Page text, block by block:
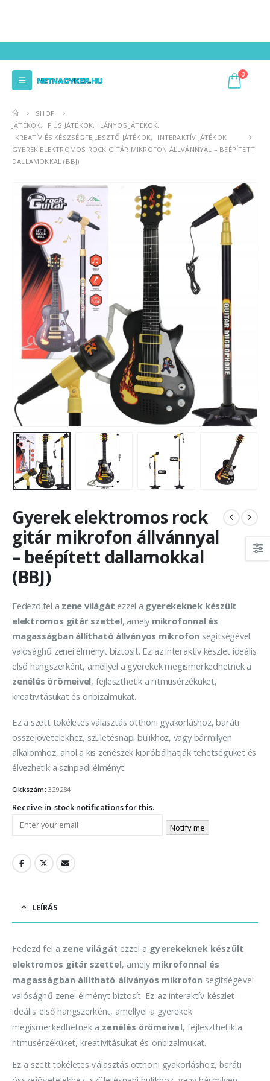
0
SHOP
JÁTÉKOK, FIÚS JÁTÉKOK, LÁNYOS JÁTÉKOK,
KREATÍV ÉS KÉSZSÉGFEJLESZTŐ JÁTÉKOK,
INTERAKTÍV JÁTÉKOK
GYEREK ELEKTROMOS ROCK GITÁR MIKROFON ÁLLVÁNNYAL – BEÉPÍTETT
DALLAMOKKAL (BBJ)
Gyerek elektromos rock
gitár mikrofon állvánnyal
– beépített dallamokkal
(BBJ)
Fedezd fel a zene világát ezzel a gyerekeknek készült
elektromos gitár szettel, amely mikrofonnal és
magasságban állítható állványos mikrofon segítségével
valósághű zenei élményt biztosít. Ez az interaktív készlet ideális
első hangszerként, amellyel a gyerekek megismerkedhetnek a
zenélés örömeivel, fejleszthetik a ritmusérzéküket,
kreativitásukat és önbizalmukat.
Ez a szett tökéletes választás otthoni gyakorláshoz, baráti
összejövetelekhez, születésnapi bulikhoz, vagy bármilyen
alkalomhoz, ahol a kis zenészek kipróbálhatják tehetségüket és
élvezhetik a színpadi élményt.
Cikkszám: 329284
Receive in-stock notifications for this.
Notify me
LEÍRÁS
Fedezd fel a zene világát ezzel a gyerekeknek készült
elektromos gitár szettel, amely mikrofonnal és
magasságban állítható állványos mikrofon segítségével
valósághű zenei élményt biztosít. Ez az interaktív készlet
ideális első hangszerként, amellyel a gyerekek
megismerkedhetnek a zenélés örömeivel, fejleszthetik a
ritmusérzéküket, kreativitásukat és önbizalmukat.
Ez a szett tökéletes választás otthoni gyakorláshoz, baráti